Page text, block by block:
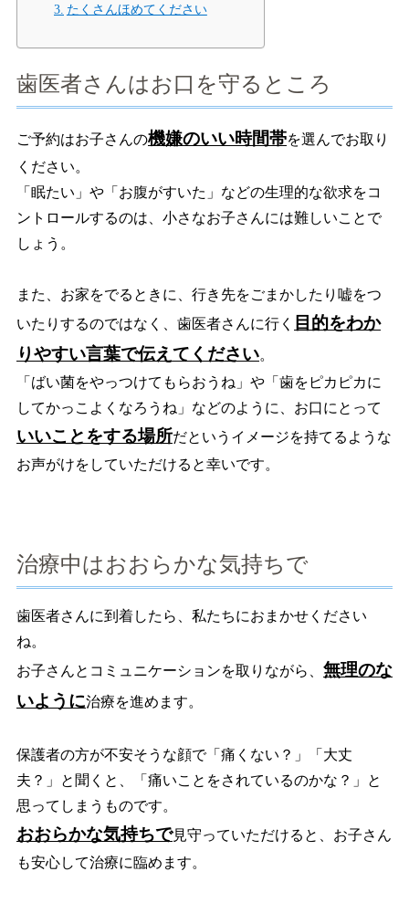
たくさんほめてください
歯医者さんはお口を守るところ
ご予約はお子さんの機嫌のいい時間帯を選んでお取り
ください。
「眠たい」や「お腹がすいた」などの生理的な欲求をコ
ントロールするのは、小さなお子さんには難しいことで
しょう。
また、お家をでるときに、行き先をごまかしたり嘘をつ
いたりするのではなく、歯医者さんに行く 目的をわか
りやすい言葉で伝えてください。
「ばい菌をやっつけてもらおうね」や「歯をピカピカに
してかっこよくなろうね」などのように、お口にとって
いいことをする場所だというイメージを持てるような
お声がけをしていただけると幸いです。
治療中はおおらかな気持ちで
歯医者さんに到着したら、私たちにおまかせください
ね。
お子さんとコミュニケーションを取りながら、 無理のな
いように治療を進めます。
保護者の方が不安そうな顔で「痛くない？」「大丈
夫？」と聞くと、「痛いことをされているのかな？」と
思ってしまうものです。
おおらかな気持ちで見守っていただけると、お子さん
も安心して治療に臨めます。